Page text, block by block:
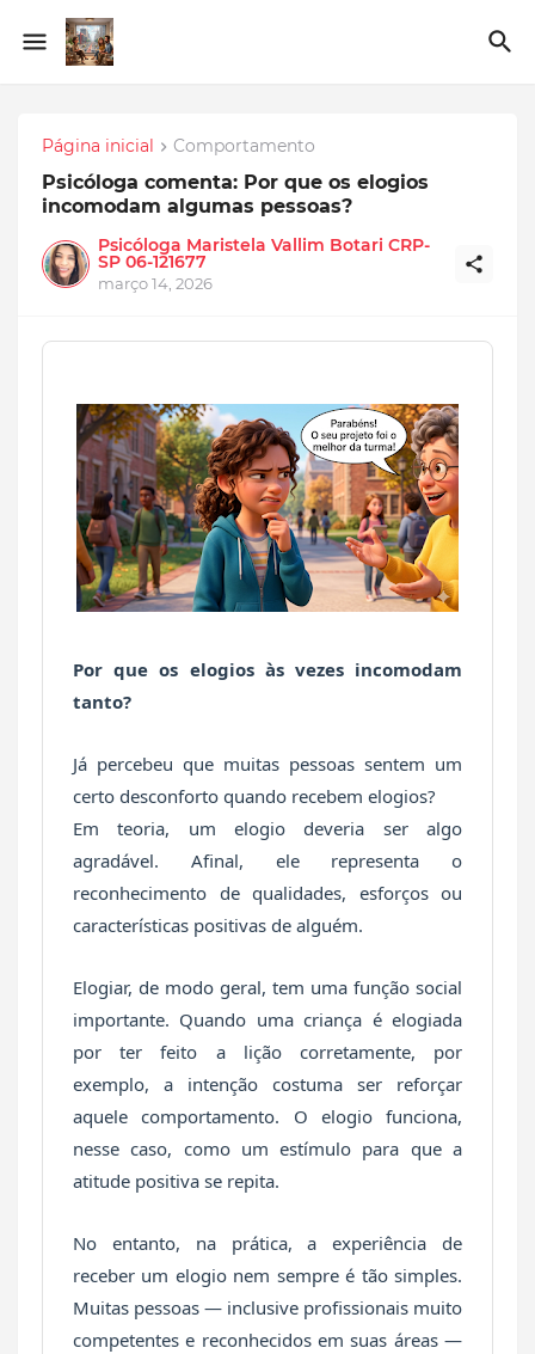
Página inicial Comportamento
Psicóloga comenta: Por que os elogios
incomodam algumas pessoas?
Psicóloga Maristela Vallim Botari CRP-
SP 06-121677
março 14, 2026
Por que os elogios às vezes incomodam
tanto?
Já percebeu que muitas pessoas sentem um
certo desconforto quando recebem elogios?
Em teoria, um elogio deveria ser algo
agradável. Afinal, ele representa o
reconhecimento de qualidades, esforços ou
características positivas de alguém.
Elogiar, de modo geral, tem uma função social
importante. Quando uma criança é elogiada
por ter feito a lição corretamente, por
exemplo, a intenção costuma ser reforçar
aquele comportamento. O elogio funciona,
nesse caso, como um estímulo para que a
atitude positiva se repita.
No entanto, na prática, a experiência de
receber um elogio nem sempre é tão simples.
Muitas pessoas — inclusive profissionais muito
competentes e reconhecidos em suas áreas —